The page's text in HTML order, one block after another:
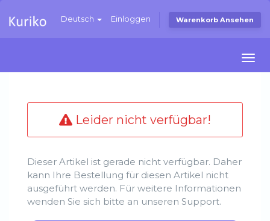
Deutsch Einloggen Warenkorb Ansehen
Leider nicht verfügbar!
Dieser Artikel ist gerade nicht verfügbar. Daher
kann Ihre Bestellung für diesen Artikel nicht
ausgeführt werden. Für weitere Informationen
wenden Sie sich bitte an unseren Support.